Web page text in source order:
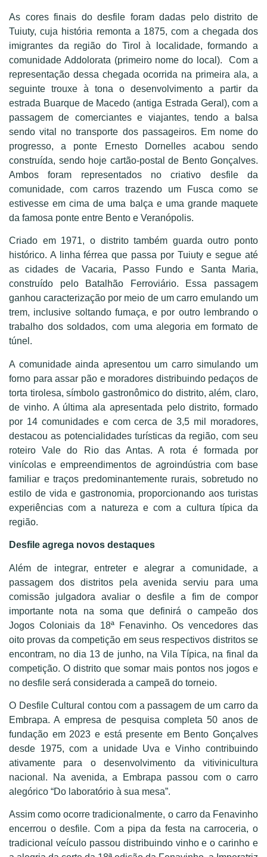
As cores finais do desfile foram dadas pelo distrito de
Tuiuty, cuja história remonta a 1875, com a chegada dos
imigrantes da região do Tirol à localidade, formando a
comunidade Addolorata (primeiro nome do local). Com a
representação dessa chegada ocorrida na primeira ala, a
seguinte trouxe à tona o desenvolvimento a partir da
estrada Buarque de Macedo (antiga Estrada Geral), com a
passagem de comerciantes e viajantes, tendo a balsa
sendo vital no transporte dos passageiros. Em nome do
progresso, a ponte Ernesto Dornelles acabou sendo
construída, sendo hoje cartão-postal de Bento Gonçalves.
Ambos foram representados no criativo desfile da
comunidade, com carros trazendo um Fusca como se
estivesse em cima de uma balça e uma grande maquete
da famosa ponte entre Bento e Veranópolis.
Criado em 1971, o distrito também guarda outro ponto
histórico. A linha férrea que passa por Tuiuty e segue até
as cidades de Vacaria, Passo Fundo e Santa Maria,
construído pelo Batalhão Ferroviário. Essa passagem
ganhou caracterização por meio de um carro emulando um
trem, inclusive soltando fumaça, e por outro lembrando o
trabalho dos soldados, com uma alegoria em formato de
túnel.
A comunidade ainda apresentou um carro simulando um
forno para assar pão e moradores distribuindo pedaços de
torta tirolesa, símbolo gastronômico do distrito, além, claro,
de vinho. A última ala apresentada pelo distrito, formado
por 14 comunidades e com cerca de 3,5 mil moradores,
destacou as potencialidades turísticas da região, com seu
roteiro Vale do Rio das Antas. A rota é formada por
vinícolas e empreendimentos de agroindústria com base
familiar e traços predominantemente rurais, sobretudo no
estilo de vida e gastronomia, proporcionando aos turistas
experiências com a natureza e com a cultura típica da
região.
Desfile agrega novos destaques
Além de integrar, entreter e alegrar a comunidade, a
passagem dos distritos pela avenida serviu para uma
comissão julgadora avaliar o desfile a fim de compor
importante nota na soma que definirá o campeão dos
Jogos Coloniais da 18ª Fenavinho. Os vencedores das
oito provas da competição em seus respectivos distritos se
encontram, no dia 13 de junho, na Vila Típica, na final da
competição. O distrito que somar mais pontos nos jogos e
no desfile será considerada a campeã do torneio.
O Desfile Cultural contou com a passagem de um carro da
Embrapa. A empresa de pesquisa completa 50 anos de
fundação em 2023 e está presente em Bento Gonçalves
desde 1975, com a unidade Uva e Vinho contribuindo
ativamente para o desenvolvimento da vitivinicultura
nacional. Na avenida, a Embrapa passou com o carro
alegórico “Do laboratório à sua mesa”.
Assim como ocorre tradicionalmente, o carro da Fenavinho
encerrou o desfile. Com a pipa da festa na carroceria, o
tradicional veículo passou distribuindo vinho e o carinho e